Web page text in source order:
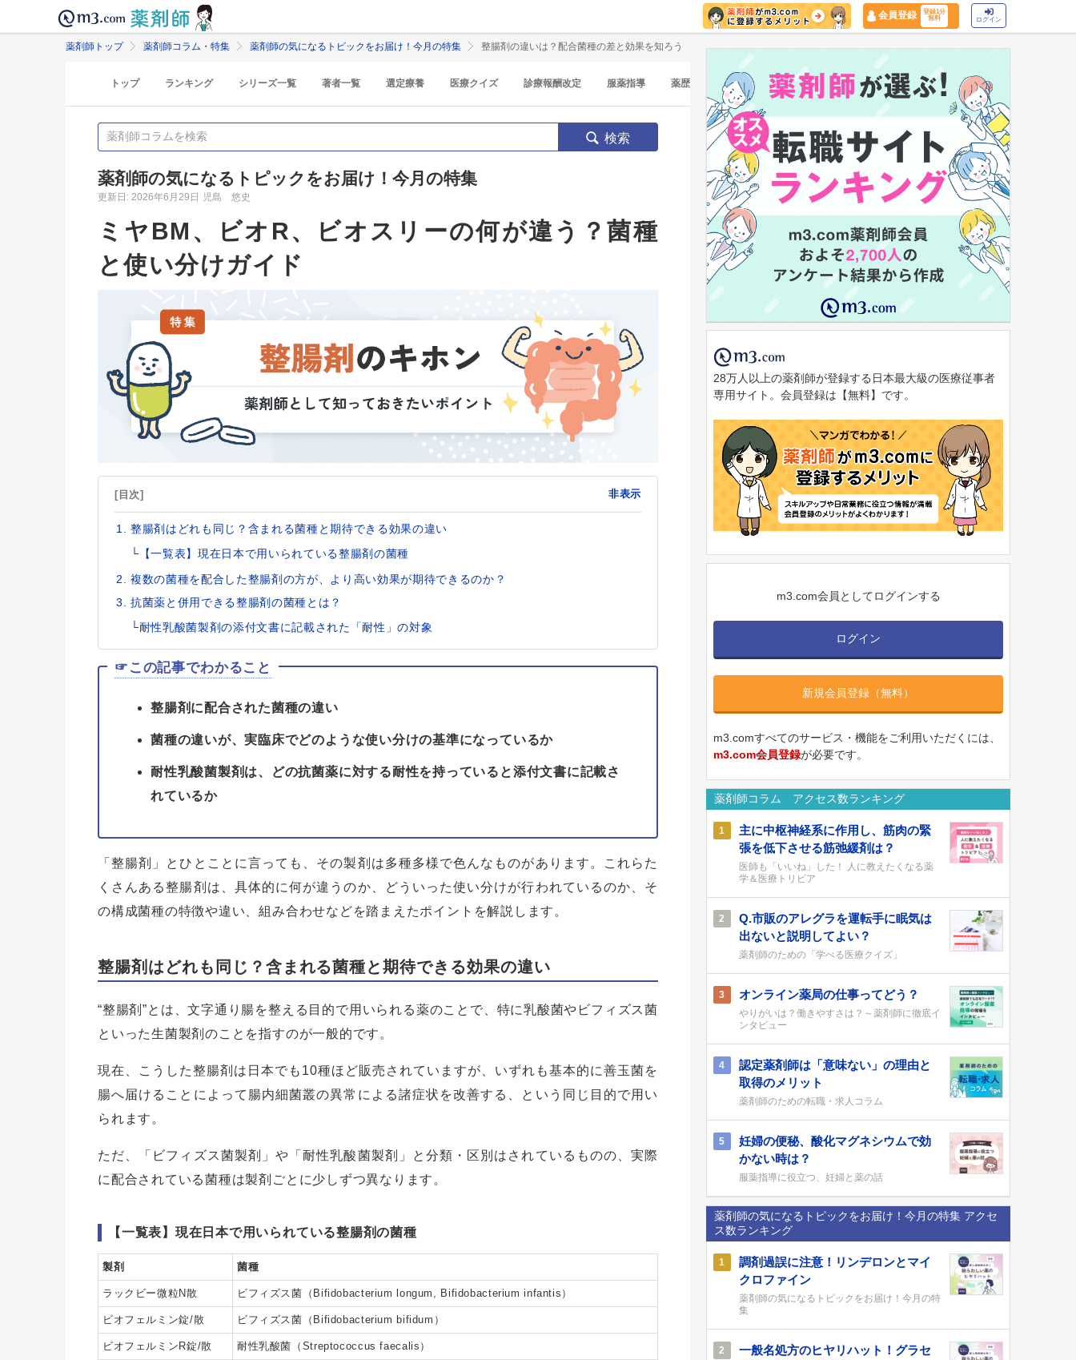
会員登録
登録1分
無料
ログイン
薬剤師トップ 薬剤師コラム・特集 薬剤師の気になるトピックをお届け！今月の特集 整腸剤の違いは？配合菌種の差と効果を知ろう
トップ ランキング シリーズ一覧 著者一覧 選定療養 医療クイズ 診療報酬改定 服薬指導 薬歴 マイナ保険証
検索
薬剤師の気になるトピックをお届け！今月の特集
更新日: 2026年6月29日 児島 悠史
ミヤBM、ビオR、ビオスリーの何が違う？菌種
と使い分けガイド
[目次] 非表示
整腸剤はどれも同じ？含まれる菌種と期待できる効果の違い
└【一覧表】現在日本で用いられている整腸剤の菌種
複数の菌種を配合した整腸剤の方が、より高い効果が期待できるのか？
抗菌薬と併用できる整腸剤の菌種とは？
└耐性乳酸菌製剤の添付文書に記載された「耐性」の対象
☞この記事でわかること
整腸剤に配合された菌種の違い
菌種の違いが、実臨床でどのような使い分けの基準になっているか
耐性乳酸菌製剤は、どの抗菌薬に対する耐性を持っていると添付文書に記載さ
れているか
「整腸剤」とひとことに言っても、その製剤は多種多様で色んなものがあります。これらた
くさんある整腸剤は、具体的に何が違うのか、どういった使い分けが行われているのか、そ
の構成菌種の特徴や違い、組み合わせなどを踏まえたポイントを解説します。
整腸剤はどれも同じ？含まれる菌種と期待できる効果の違い
“整腸剤”とは、文字通り腸を整える目的で用いられる薬のことで、特に乳酸菌やビフィズス菌
といった生菌製剤のことを指すのが一般的です。
現在、こうした整腸剤は日本でも10種ほど販売されていますが、いずれも基本的に善玉菌を
腸へ届けることによって腸内細菌叢の異常による諸症状を改善する、という同じ目的で用い
られます。
ただ、「ビフィズス菌製剤」や「耐性乳酸菌製剤」と分類・区別はされているものの、実際
に配合されている菌種は製剤ごとに少しずつ異なります。
【一覧表】現在日本で用いられている整腸剤の菌種
製剤 菌種
ラックビー微粒N散 ビフィズス菌（Bifidobacterium longum, Bifidobacterium infantis）
ビオフェルミン錠/散 ビフィズス菌（Bifidobacterium bifidum）
ビオフェルミンR錠/散 耐性乳酸菌（Streptococcus faecalis）
28万人以上の薬剤師が登録する日本最大級の医療従事者
専用サイト。会員登録は【無料】です。
m3.com会員としてログインする
ログイン
新規会員登録（無料）
m3.comすべてのサービス・機能をご利用いただくには、
m3.com会員登録が必要です。
薬剤師コラム アクセス数ランキング
1
主に中枢神経系に作用し、筋肉の緊
張を低下させる筋弛緩剤は？
医師も「いいね」した！ 人に教えたくなる薬
学＆医療トリビア
2
Q.市販のアレグラを運転手に眠気は
出ないと説明してよい？
薬剤師のための「学べる医療クイズ」
3 オンライン薬局の仕事ってどう？
やりがいは？働きやすさは？～薬剤師に徹底イ
ンタビュー
4
認定薬剤師は「意味ない」の理由と
取得のメリット
薬剤師のための転職・求人コラム
5
妊婦の便秘、酸化マグネシウムで効
かない時は？
服薬指導に役立つ、妊婦と薬の話
薬剤師の気になるトピックをお届け！今月の特集 アクセ
ス数ランキング
1
調剤過誤に注意！リンデロンとマイ
クロファイン
薬剤師の気になるトピックをお届け！今月の特
集
2
一般名処方のヒヤリハット！グラセ